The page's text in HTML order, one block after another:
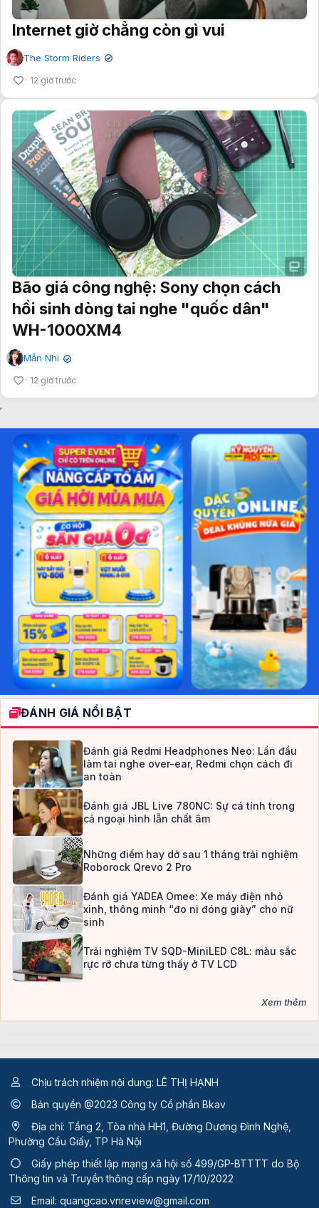
Internet giờ chẳng còn gì vui
The Storm Riders ✔
12 giờ trước
Bão giá công nghệ: Sony chọn cách
hồi sinh dòng tai nghe "quốc dân"
WH-1000XM4
Mẫn Nhi ✔
12 giờ trước
ĐÁNH GIÁ NỔI BẬT
Đánh giá Redmi Headphones Neo: Lần đầu
làm tai nghe over-ear, Redmi chọn cách đi
an toàn
Đánh giá JBL Live 780NC: Sự cá tính trong
cả ngoại hình lẫn chất âm
Những điểm hay dở sau 1 tháng trải nghiệm
Roborock Qrevo 2 Pro
Đánh giá YADEA Omee: Xe máy điện nhỏ
xinh, thông minh “đo ni đóng giày” cho nữ
sinh
Trải nghiệm TV SQD-MiniLED C8L: màu sắc
rực rỡ chưa từng thấy ở TV LCD
Xem thêm
Chịu trách nhiệm nội dung: LÊ THỊ HẠNH
Bản quyền @2023 Công ty Cổ phần Bkav
Địa chỉ: Tầng 2, Tòa nhà HH1, Đường Dương Đình Nghệ,
Phường Cầu Giấy, TP Hà Nội
Giấy phép thiết lập mạng xã hội số 499/GP-BTTTT do Bộ
Thông tin và Truyền thông cấp ngày 17/10/2022
Email: quangcao.vnreview@gmail.com